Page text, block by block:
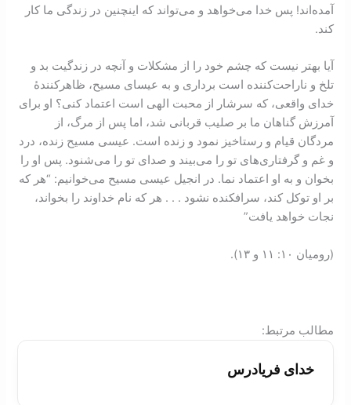
آمده‌اند! پس خدا می‌خواهد و می‌تواند که اينچنين در زندگی ما کار
کند.
آيا بهتر نيست که چشم خود را از مشکلات و آنچه در زندگيت بد و
تلخ و ناراحت‌کننده است برداری و به عيسای مسيح، ظاهرکنندۀ
خدای واقعی، که سرشار از محبت الهی است اعتماد کنی؟ او برای
آمرزش گناهان ما بر صليب قربانی شد، اما پس از مرگ، از
مردگان قيام و رستاخيز نمود و زنده است. عيسی مسيح زنده، درد
و غم و گرفتاری‌های تو را می‌بيند و صدای تو را می‌شنود. پس او را
بخوان و به او اعتماد نما. در انجيل عيسی مسيح می‌خوانيم: “هر که
بر او توکل کند، سرافکنده نشود . . . هر که نام خداوند را بخواند،
نجات خواهد يافت”
(روميان ١٠: ١١ و ١٣).
:مطالب مرتبط
خدای فريادرس